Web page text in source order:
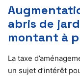
abris de
montant à
La taxe
un sujet d’intérêt